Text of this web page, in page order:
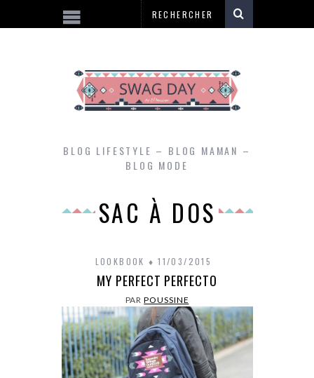
BLOG LIFESTYLE – BLOG MAMAN –
BLOG MODE
SAC À DOS
LOOKBOOK 11/03/2015
MY PERFECT PERFECTO
PARPOUSSINE